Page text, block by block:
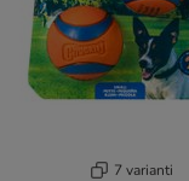
7 varianti